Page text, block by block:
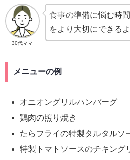
30代ママ
食事の準備に悩む時
をより大切にできるよ
メニューの例
オニオングリルハンバーグ
鶏肉の照り焼き
たらフライの特製タルタルソ
特製トマトソースのチキング